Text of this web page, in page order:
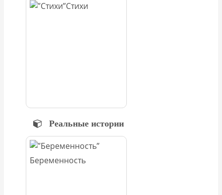
Стихи
Реальные истории
Беременность